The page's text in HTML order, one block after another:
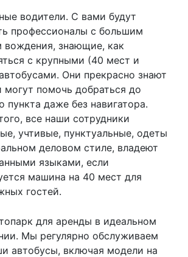
водители. С вами будут
профессионалы с большим
вождения, знающие, как
с крупными (40 мест и
Они прекрасно знают
могут помочь добраться до
пункта даже без навигатора.
все наши сотрудники
учтивые, пунктуальные, одеты
деловом стиле, владеют
языками, если
машина на 40 мест для
гостей.
для аренды в идеальном
Мы регулярно обслуживаем
автобусы, включая модели на